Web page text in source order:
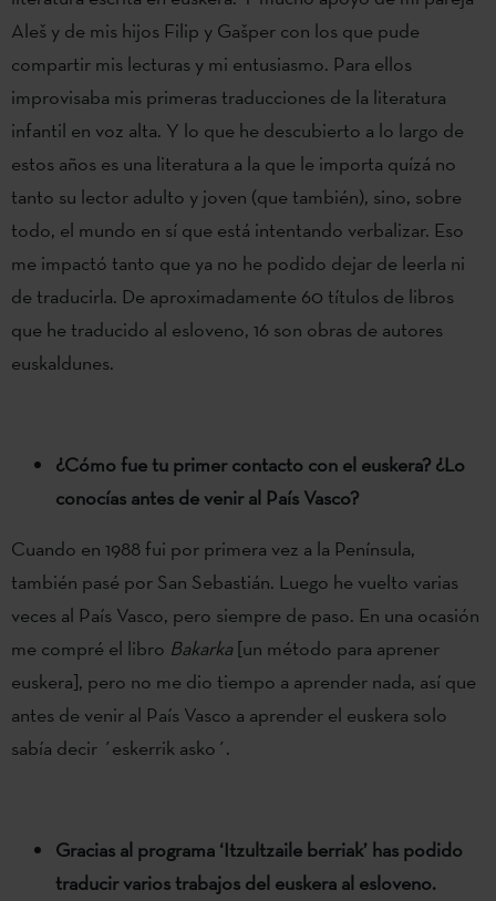
Aleš y de mis hijos Filip y Gašper con los que pude
compartir mis lecturas y mi entusiasmo. Para ellos
improvisaba mis primeras traducciones de la literatura
infantil en voz alta. Y lo que he descubierto a lo largo de
estos años es una literatura a la que le importa quízá no
tanto su lector adulto y joven (que también), sino, sobre
todo, el mundo en sí que está intentando verbalizar. Eso
me impactó tanto que ya no he podido dejar de leerla ni
de traducirla. De aproximadamente 60 títulos de libros
que he traducido al esloveno, 16 son obras de autores
euskaldunes.
¿Cómo fue tu primer contacto con el euskera? ¿Lo
conocías antes de venir al País Vasco?
Cuando en 1988 fui por primera vez a la Península,
también pasé por San Sebastián. Luego he vuelto varias
veces al País Vasco, pero siempre de paso. En una ocasión
me compré el libro Bakarka[un método para aprener
euskera], pero no me dio tiempo a aprender nada, así que
antes de venir al País Vasco a aprender el euskera solo
sabía decir ´eskerrik asko´.
Gracias al programa ‘Itzultzaile berriak’ has podido
traducir varios trabajos del euskera al esloveno.